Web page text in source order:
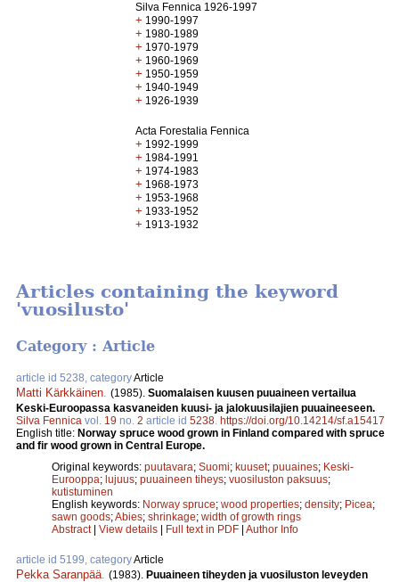
Silva Fennica 1926-1997
+ 1990-1997
+ 1980-1989
+ 1970-1979
+ 1960-1969
+ 1950-1959
+ 1940-1949
+ 1926-1939
Acta Forestalia Fennica
+ 1992-1999
+ 1984-1991
+ 1974-1983
+ 1968-1973
+ 1953-1968
+ 1933-1952
+ 1913-1932
Articles containing the keyword
'vuosilusto'
Category : Article
article id 5238, categoryArticle
Matti Kärkkäinen (1985). Suomalaisen kuusen puuaineen vertailua
Keski-Euroopassa kasvaneiden kuusi- ja jalokuusilajien puuaineeseen.
Silva Fennica vol. 19 no. 2 article id 5238 https://doi.org/10.14214/sf.a15417
English title: Norway spruce wood grown in Finland compared with spruce
and fir wood grown in Central Europe.
Original keywords: puutavara; Suomi; kuuset; puuaines; Keski-
Eurooppa; lujuus; puuaineen tiheys; vuosiluston paksuus;
kutistuminen
English keywords: Norway spruce; wood properties; density; Picea;
sawn goods;Abies; shrinkage; width of growth rings
Abstract| View details | Full text in PDF | Author Info
article id 5199, categoryArticle
Pekka Saranpää (1983). Puuaineen tiheyden ja vuosiluston leveyden